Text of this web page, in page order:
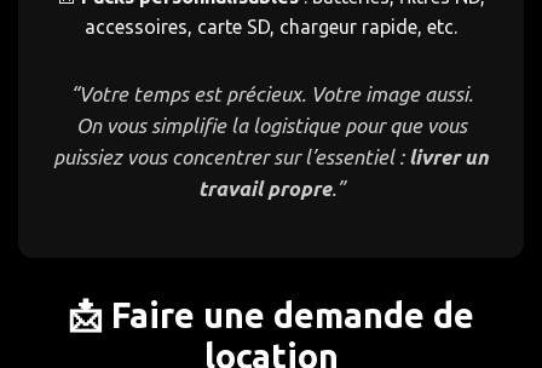
accessoires, carte SD, chargeur rapide, etc.
“Votre temps est précieux. Votre image aussi.
On vous simplifie la logistique pour que vous
puissiez vous concentrer sur l’essentiel : livrer un
travail propre.”
📩 Faire une demande de
location